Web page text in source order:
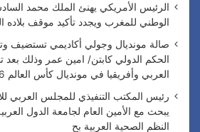
الرئيس الأمريكي يهنئ الملك محمد
الوطني للمغرب ويجدد تأكيد موقف بلاده
صالة مونديال وجولي أكاديمي تستضيف
الحكم الدولي كابتن/ امين عمر وذلك
العربي وأفريقيا في مونديال كأس العالم 2026 بأمريكا
رئيس المكتب التنفيذي للمجلس العربي
يبحث مع الأمين العام لجامعة الدول
النظم الصحية العربية بح